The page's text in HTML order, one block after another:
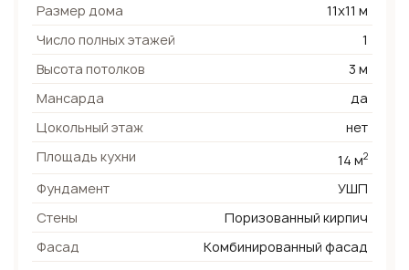
Размер дома
11х11 м
Число полных этажей
1
Высота потолков
3 м
Мансарда
да
Цокольный этаж
нет
Площадь кухни
14 м2
Фундамент
УШП
Стены
Поризованный кирпич
Фасад
Комбинированный фасад